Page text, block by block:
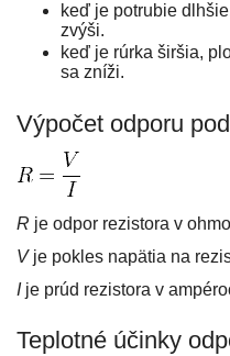
keď je potrubie
zvýši.
keď je rúrka širšia,
sa zníži.
Výpočet odporu
R je odpor rezistora v
Vje pokles napätia na
Ije prúd rezistora v
Teplotné účinky